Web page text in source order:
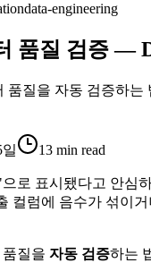
data-engineering
품질 검증 —
질을 자동 검증하는
13 min read
로 표시됐다고 안심
컬럼에 음수가 섞이
품질을 자동 검증하는